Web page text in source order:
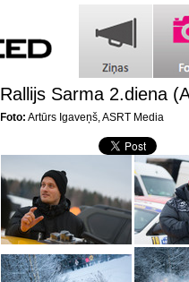
Rallijs Sarma 2.diena
Foto: Artūrs Igaveņš, ASRT Media